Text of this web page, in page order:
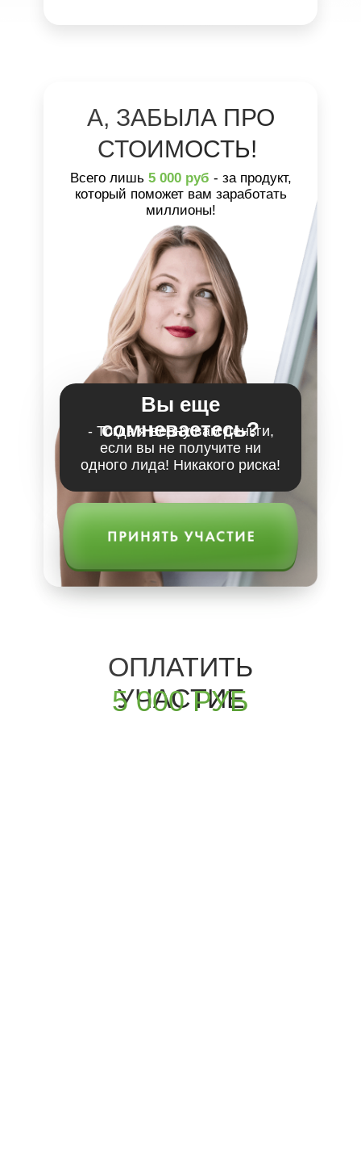
Всего лишь 5 000 руб - за продукт,
который поможет вам заработать
миллионы!
А, ЗАБЫЛА ПРО
СТОИМОСТЬ!
Вы еще
сомневаетесь?
- Тогда я верну вам деньги,
если вы не получите ни
одного лида! Никакого риска!
ОПЛАТИТЬ
УЧАСТИЕ
5 000 РУБ